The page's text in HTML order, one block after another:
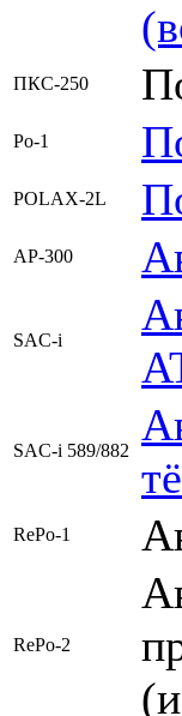
ПКС-250
Po-1
POLAX-2L
AP-300
SAC-i
SAC-i 589/882
RePo-1
RePo-2